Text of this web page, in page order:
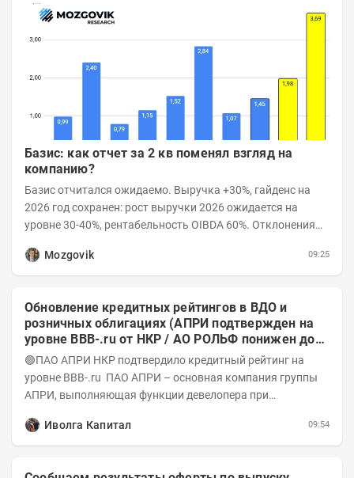
Базис: как отчет за 2 кв поменял взгляд на
компанию?
Базис отчитался ожидаемо. Выручка +30%, гайденс на
2026 год сохранен: рост выручки 2026 ожидается на
уровне 30-40%, рентабельность OIBDA 60%. Отклонения
Mozgovik
09:25
Обновление кредитных рейтингов в ВДО и
розничных облигациях (АПРИ подтвержден на
уровне BBB-.ru от НКР / АО РОЛЬФ понижен до
А-(RU) / Элит Строй присвоен на уровне BBB.ru)
🟢ПАО АПРИ НКР подтвердило кредитный рейтинг на
уровне BBB-.ru ПАО АПРИ – основная компания группы
АПРИ, выполняющая функции девелопера при
Иволга Капитал
09:54